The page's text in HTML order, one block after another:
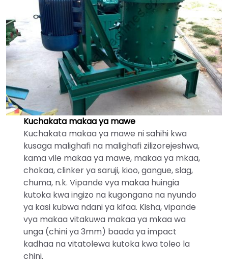
Kuchakata makaa ya mawe
Kuchakata makaa ya mawe ni sahihi kwa
kusaga malighafi na malighafi zilizorejeshwa,
kama vile makaa ya mawe, makaa ya mkaa,
chokaa, clinker ya saruji, kioo, gangue, slag,
chuma, n.k. Vipande vya makaa huingia
kutoka kwa ingizo na kugongana na nyundo
ya kasi kubwa ndani ya kifaa. Kisha, vipande
vya makaa vitakuwa makaa ya mkaa wa
unga (chini ya 3mm) baada ya impact
kadhaa na vitatolewa kutoka kwa toleo la
chini.